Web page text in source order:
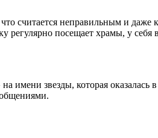
считается неправильным и
регулярно посещает храмы, у
имени звезды, которая